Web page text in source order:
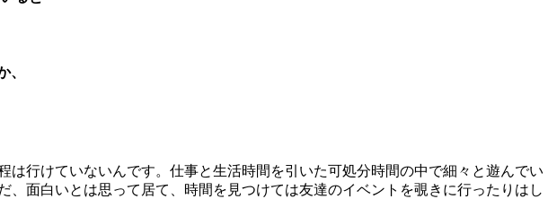
、
行けていないんです。仕事と生活時間を引いた可処分時間の中で細々と遊んでい
面白いとは思って居て、時間を見つけては友達のイベントを覗きに行ったりはし